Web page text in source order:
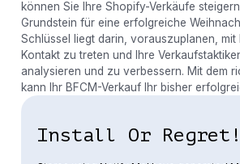
können Sie Ihre Shopify-Verkäufe
Grundstein für eine erfolgreiche
Schlüssel liegt darin, vorauszuplanen, mit
Kontakt zu treten und Ihre
analysieren und zu verbessern. Mit dem
kann Ihr BFCM-Verkauf Ihr bisher
Install Or Regret!